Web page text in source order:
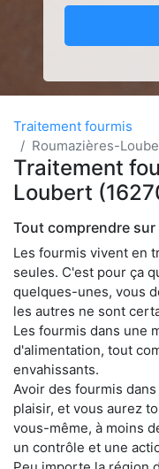
Traitement fourmis
Roumazières-
Traitement
Loubert
Tout comprendre
Les fourmis vivent en
seules. C'est pour ça
quelques-unes, vous
les autres ne sont
Les fourmis dans une
d'alimentation, tout
envahissants.
Avoir des fourmis
plaisir, et vous aurez
vous-même, à moins
un contrôle et une